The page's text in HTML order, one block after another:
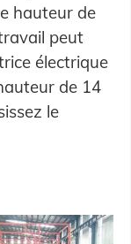
hauteur de
peut
électrique
de 14
le